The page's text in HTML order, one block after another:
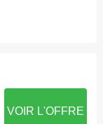
VOIR L'OFFRE